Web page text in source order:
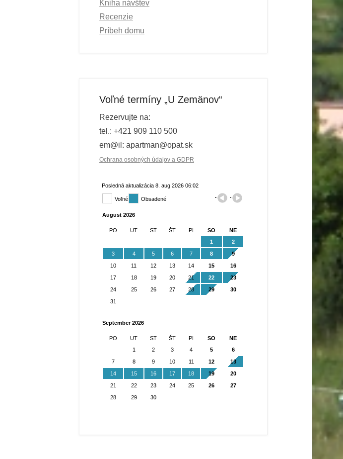
Kniha návštev
Recenzie
Príbeh domu
Voľné termíny „U Zemänov“
Rezervujte na:
tel.: +421 909 110 500
em@il: apartman@opat.sk
Ochrana osobných údajov a GDPR
Posledná aktualizácia 8. aug 2026 06:02
Voľné Obsadené
august 2026
PO UT ST ŠT PI SO
NE
1
2
3
4 5 6 7 8
9
10
11 12 13 14 15
16
17
18 19 20 21 22
23
24
25 26 27 28 29
30
31
september 2026
PO UT ST ŠT PI SO
NE
1
2 3 4 5
6
7
8 9 10 11 12
13
14
15 16 17 18 19
20
21
22 23 24 25 26
27
28
29 30